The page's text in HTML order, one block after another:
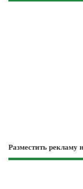
Разместить рекламу